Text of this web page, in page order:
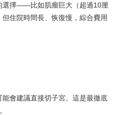
選擇——比如肌瘤巨大（超過10厘
住院時間長、恢復慢，綜合費用
會建議直接切子宮。這是最徹底